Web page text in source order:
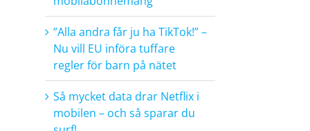
”Alla andra får ju ha TikTok!” –
Nu vill EU införa tuffare
regler för barn på nätet
Så mycket data drar Netflix i
mobilen – och så sparar du